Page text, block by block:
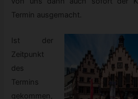
Termin ausgemacht.
Ist der
Zeitpunkt
des
Termins
gekommen,